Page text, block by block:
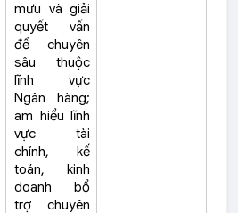
mưu và giải
quyết vấn
đề chuyên
sâu thuộc
lĩnh vực
Ngân hàng;
am hiểu lĩnh
vực tài
chính, kế
toán, kinh
doanh bổ
trợ chuyên